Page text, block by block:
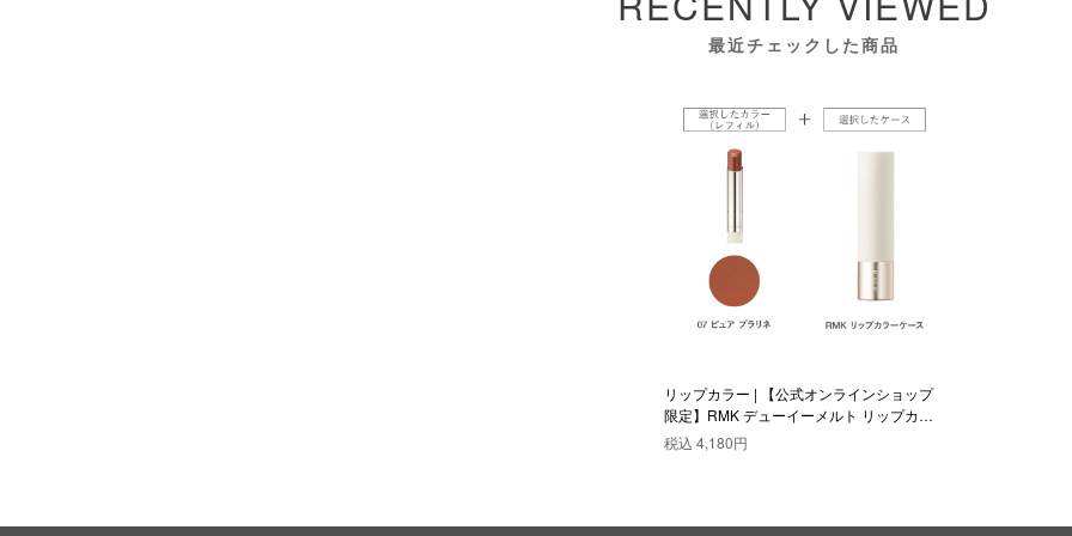
最近チェックした商品
リップカラー | 【公式オンラインショップ
限定】RMK デューイーメルト リップカラ
ー(レフィル)ケース付きセット 07
税込 4,180円